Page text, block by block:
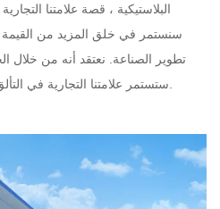
البلاستيكية ، قصة علامتنا
سنستمر في خلق المزيد من القيمة
تطوير الصناعة. نعتقد أنه من خلال